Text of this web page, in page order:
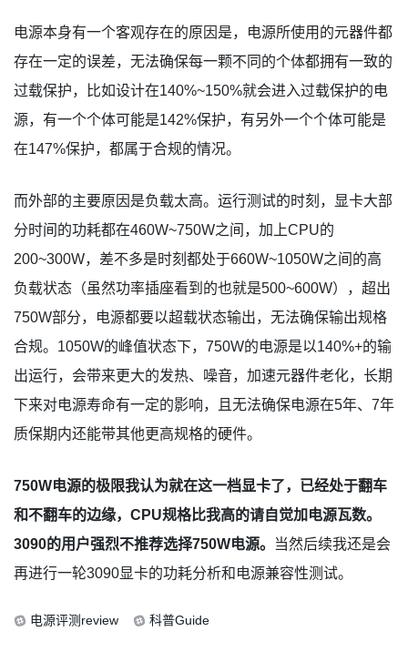
电源本身有一个客观存在的原因是，电源所使用的元器件都
存在一定的误差，无法确保每一颗不同的个体都拥有一致的
过载保护，比如设计在140%~150%就会进入过载保护的电
源，有一个个体可能是142%保护，有另外一个个体可能是
在147%保护，都属于合规的情况。
而外部的主要原因是负载太高。运行测试的时刻，显卡大部
分时间的功耗都在460W~750W之间，加上CPU的
200~300W，差不多是时刻都处于660W~1050W之间的高
负载状态（虽然功率插座看到的也就是500~600W），超出
750W部分，电源都要以超载状态输出，无法确保输出规格
合规。1050W的峰值状态下，750W的电源是以140%+的输
出运行，会带来更大的发热、噪音，加速元器件老化，长期
下来对电源寿命有一定的影响，且无法确保电源在5年、7年
质保期内还能带其他更高规格的硬件。
750W电源的极限我认为就在这一档显卡了，已经处于翻车
和不翻车的边缘，CPU规格比我高的请自觉加电源瓦数。
3090的用户强烈不推荐选择750W电源。
当然后续我还是会
再进行一轮3090显卡的功耗分析和电源兼容性测试。
电源评测review 科普Guide